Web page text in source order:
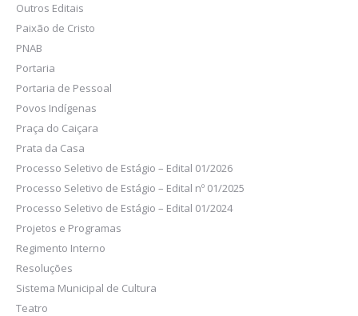
Outros Editais
Paixão de Cristo
PNAB
Portaria
Portaria de Pessoal
Povos Indígenas
Praça do Caiçara
Prata da Casa
Processo Seletivo de Estágio – Edital 01/2026
Processo Seletivo de Estágio – Edital nº 01/2025
Processo Seletivo de Estágio – Edital 01/2024
Projetos e Programas
Regimento Interno
Resoluções
Sistema Municipal de Cultura
Teatro